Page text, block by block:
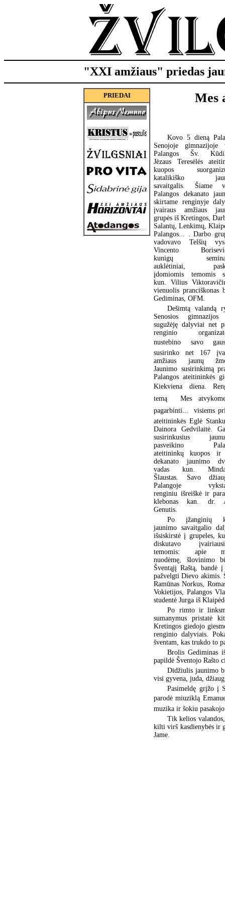
"XXI amžiaus" priedas
PRIEDAI Mes
Kovo 5 dieną
Senojoje gimnazijoje
Palangos Šv.
Jėzaus Teresėlės
kuopos
katalikiško
savaitgalis. Šiame
Palangos dekanato
skirtame renginyje
įvairaus amžiaus
grupės iš Kretingos,
Salantų, Lenkimų,
Palangos... . Darbo
vadovavo Telšių
Vincento
kunigų
auklėtiniai,
įdomiomis temomis
kun. Vilius
vienuolis pranciškonas
Gediminas, OFM.
Dešimtą valandą
Senosios gimnazijos
sugužėję dalyviai net
renginio
nustebino savo
susirinko net 167
amžiaus jaunų
Jaunimo susirinkimą
Palangos ateitininkės
Kiekviena diena.
temą  Mes
pagarbinti...  visiems
ateitininkės Eglė
Dainora Gedvilaitė.
susirinkusius
pasveikino
ateitininkų kuopos ir
dekanato jaunimo
vadas kun.
Šlaustas. Savo
Palangoje
renginiu išreiškė ir
klebonas kan. dr.
Genutis.
Po įžanginių
jaunimo savaitgalio
išsiskirstė į grupeles,
diskutavo
temomis: apie
nuodėmę, šlovinimo
Šventąjį Raštą, bandė į
pažvelgti Dievo akimis.
Ramūnas Norkus,
Vokietijos, Palangos
studentė Jurga iš
Po rimto ir
sumanymus pristatė
Kretingos giedojo
renginio dalyviais.
šventam, kas trukdo to
Brolis Gediminas
papildė Šventojo Rašto
Didžiulis jaunimo
visi gyvena, juda,
Pasimeldę grįžo į
parodė miuziklą
muzika ir šokiu
Tik kelios
kilti virš kasdienybės ir
Jame.